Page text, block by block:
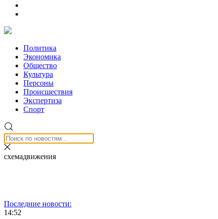
Политика
Экономика
Общество
Культура
Персоны
Происшествия
Экспертиза
Спорт
схемадвижения
Последние новости:
14:52